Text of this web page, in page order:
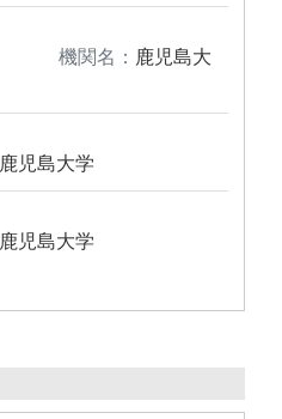
機関名： 鹿児島大
鹿児島大学
鹿児島大学